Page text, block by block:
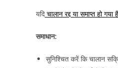
यदि चालान रद्द या समाप्त हो गया है
समाधान:
सुनिश्चित करें कि चालान